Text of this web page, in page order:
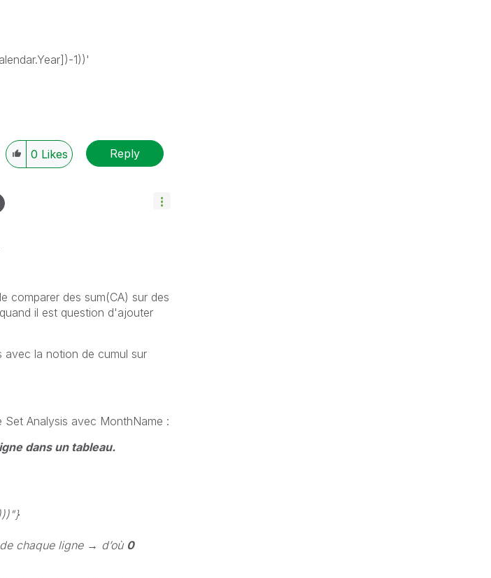
1))'
0 Likes Reply
comparer des sum(CA) sur des
il est question d'ajouter
la notion de cumul sur
Analysis avec MonthName :
dans un tableau.
chaque ligne → d’où 0